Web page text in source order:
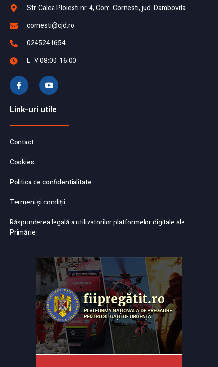
Str. Calea Ploiesti nr. 4, Com. Cornesti, jud. Dambovita
cornesti@cjd.ro
0245241654
L- V 08:00-16:00
Link-uri utile
Contact
Cookies
Politica de confidentialitate
Termeni și condiții
Răspunderea legală a utilizatorilor platformelor digitale ale
Primăriei